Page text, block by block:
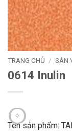
TRANG CHỦ / SÀN
0614 Inulin
Tên sản phẩm: